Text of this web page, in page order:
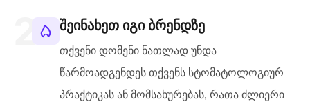
შეინახეთ იგი ბრენდზე
თქვენი დომენი ნათლად უნდა
წარმოადგენდეს თქვენს სტომატოლოგიურ
პრაქტიკას ან მომსახურებას, რათა ძლიერი